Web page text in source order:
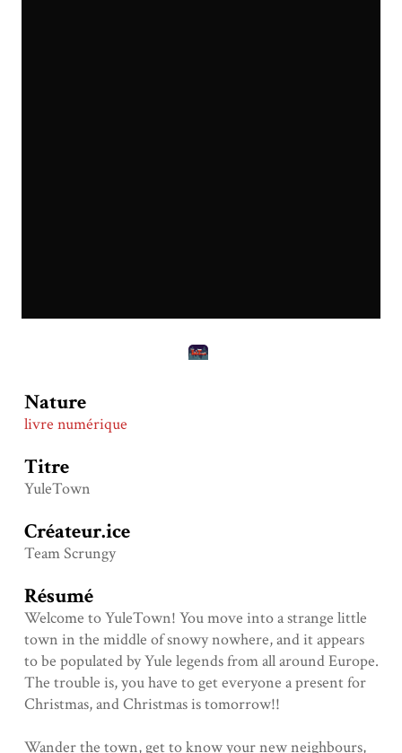
Nature
livre numérique
Titre
YuleTown
Créateur.ice
Team Scrungy
Résumé
Welcome to YuleTown! You move into a strange little
town in the middle of snowy nowhere, and it appears
to be populated by Yule legends from all around Europe.
The trouble is, you have to get everyone a present for
Christmas, and Christmas is tomorrow!!
Wander the town, get to know your new neighbours,